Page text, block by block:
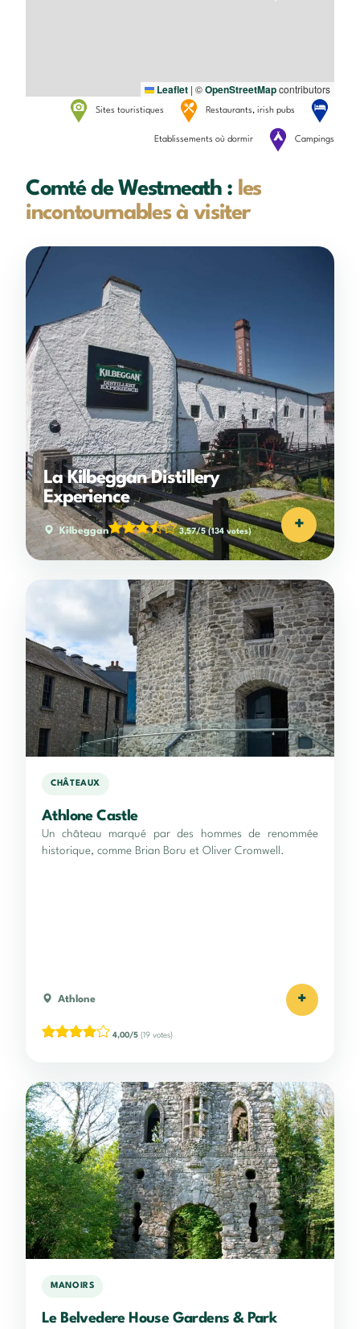
Leaflet | ©OpenStreetMapcontributors
Sites touristiques Restaurants, irish pubs
Etablissements où dormir Campings
Comté de Westmeath : les
incontournables à visiter
La Kilbeggan Distillery
Experience
Kilbeggan 3,57/5(134 votes) +
CHÂTEAUX
Athlone Castle
Un château marqué par des hommes de renommée
historique, comme Brian Boru et Oliver Cromwell.
Athlone +
4,00/5 (19 votes)
MANOIRS
Le Belvedere House Gardens & Park